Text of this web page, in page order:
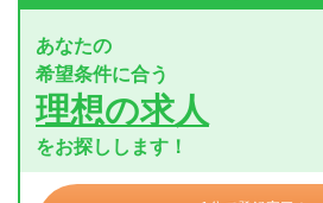
あなたの
希望条件に合う
理想の求人
をお探しします！